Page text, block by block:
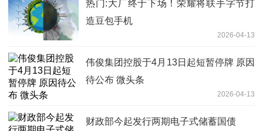
热门:大厂终于下场！荣耀将联手字节打
造豆包手机
2026-04-13
伟俊集团控股于4月13日起短暂停牌 原因
待公布 微头条
2026-04-13
财政部今起发行两期电子式储蓄国债